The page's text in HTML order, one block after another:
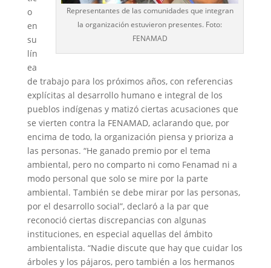
Representantes de las comunidades que integran
la organización estuvieron presentes. Foto:
FENAMAD
o
en
su
lín
ea
de trabajo para los próximos años, con referencias
explícitas al desarrollo humano e integral de los
pueblos indígenas y matizó ciertas acusaciones que
se vierten contra la FENAMAD, aclarando que, por
encima de todo, la organización piensa y prioriza a
las personas. “He ganado premio por el tema
ambiental, pero no comparto ni como Fenamad ni a
modo personal que solo se mire por la parte
ambiental. También se debe mirar por las personas,
por el desarrollo social”, declaró a la par que
reconoció ciertas discrepancias con algunas
instituciones, en especial aquellas del ámbito
ambientalista. “Nadie discute que hay que cuidar los
árboles y los pájaros, pero también a los hermanos